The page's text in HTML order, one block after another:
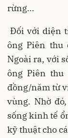
rừng...
Đối với diện
ông Piên thu
Ngoài ra, với
ông Piên
đồng/năm từ
vùng. Nhờ
sống kinh tế
kỹ thuật cho